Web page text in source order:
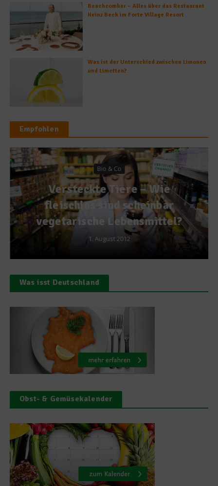
Beachcomber – Alles über das Restaurant
Heinz Beck im Forte Village Resort
Was ist der Unterschied zwischen Limonen
und Limetten?
Empfohlen
Bio & Co
Versteckte Tiere – Wie
fleischlos sind scheinbar
vegetarische Lebensmittel?
1. August 2012
Was isst Deutschland
Obst- & Gemüsekalender